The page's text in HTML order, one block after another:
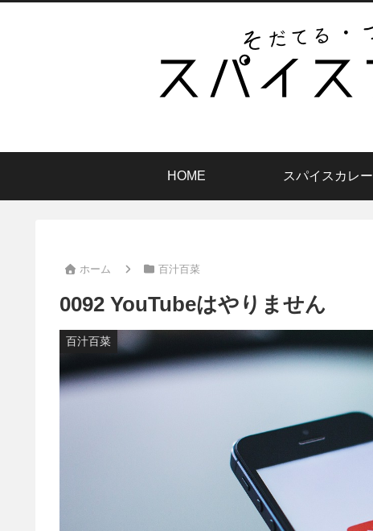
HOME スパイスカレー
ホーム 百汁百菜
0092 YouTubeはやりません
百汁百菜